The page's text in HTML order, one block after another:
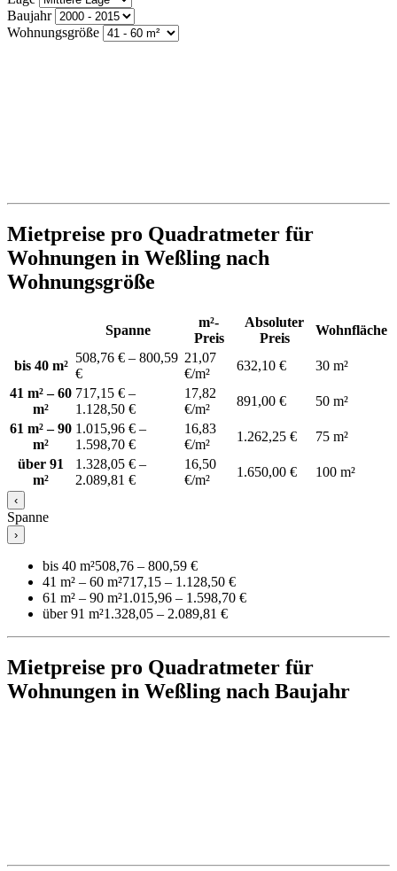
Baujahr
Wohnungsgröße
Mietpreise pro Quadratmeter für
Wohnungen in Weßling nach
Wohnungsgröße
Spanne
m²-
Preis
Absoluter
Preis
Wohnfläche
bis 40 m²
508,76 € – 800,59
€
21,07
€/m²
632,10 €
30 m²
41 m² – 60
m²
717,15 € –
1.128,50 €
17,82
€/m²
891,00 €
50 m²
61 m² – 90
m²
1.015,96 € –
1.598,70 €
16,83
€/m²
1.262,25 €
75 m²
über 91
m²
1.328,05 € –
2.089,81 €
16,50
€/m²
1.650,00 € 100 m²
‹
Spanne
›
bis 40 m²508,76 – 800,59 €
41 m² – 60 m²717,15 – 1.128,50 €
61 m² – 90 m²1.015,96 – 1.598,70 €
über 91 m²1.328,05 – 2.089,81 €
Mietpreise pro Quadratmeter für
Wohnungen in Weßling nach Baujahr